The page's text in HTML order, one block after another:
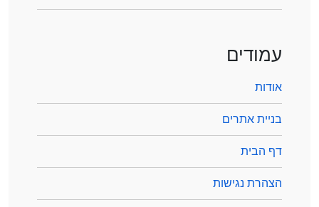
עמודים
אודות
בניית אתרים
דף הבית
הצהרת נגישות